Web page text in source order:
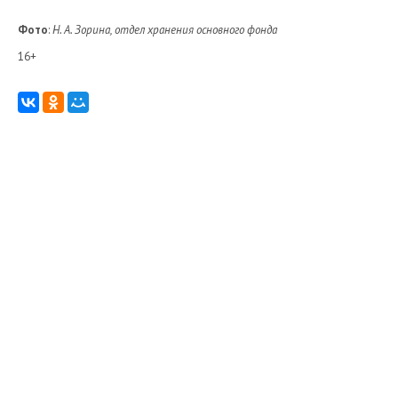
Фото:Н. А. Зорина, отдел хранения основного фонда
16+